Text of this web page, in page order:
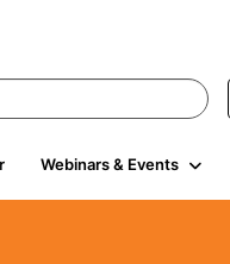
Webinars & Events